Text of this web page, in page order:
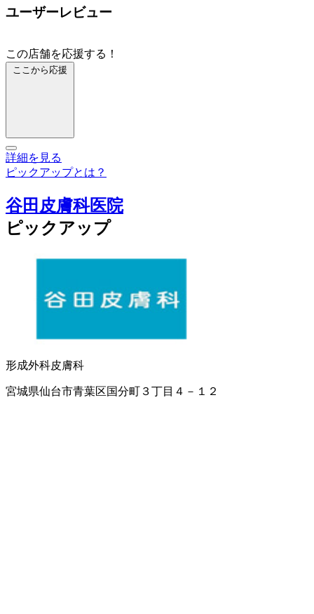
ユーザーレビュー
この店舗を応援する！
ここから応援
詳細を見る
ピックアップとは？
谷田皮膚科医院
ピックアップ
形成外科皮膚科
宮城県仙台市青葉区国分町３丁目４－１２